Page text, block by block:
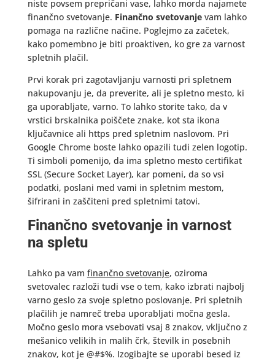
niste povsem prepričani vase, lahko morda najamete
finančno svetovanje. Finančno svetovanjevam lahko
pomaga na različne načine. Poglejmo za začetek,
kako pomembno je biti proaktiven, ko gre za varnost
spletnih plačil.
Prvi korak pri zagotavljanju varnosti pri spletnem
nakupovanju je, da preverite, ali je spletno mesto, ki
ga uporabljate, varno. To lahko storite tako, da v
vrstici brskalnika poiščete znake, kot sta ikona
ključavnice ali https pred spletnim naslovom. Pri
Google Chrome boste lahko opazili tudi zelen logotip.
Ti simboli pomenijo, da ima spletno mesto certifikat
SSL (Secure Socket Layer), kar pomeni, da so vsi
podatki, poslani med vami in spletnim mestom,
šifrirani in zaščiteni pred spletnimi tatovi.
Finančno svetovanje in varnost
na spletu
Lahko pa vam finančno svetovanje, oziroma
svetovalec razloži tudi vse o tem, kako izbrati najbolj
varno geslo za svoje spletno poslovanje. Pri spletnih
plačilih je namreč treba uporabljati močna gesla.
Močno geslo mora vsebovati vsaj 8 znakov, vključno z
mešanico velikih in malih črk, številk in posebnih
znakov, kot je @#$%. Izogibajte se uporabi besed iz